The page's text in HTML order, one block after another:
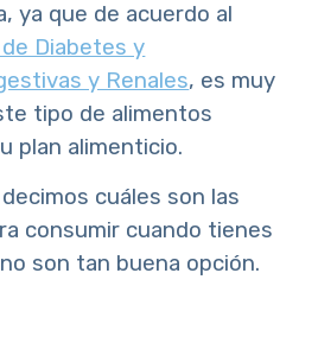
ya que de acuerdo al
Diabetes y
y Renales, es muy
tipo de alimentos
plan alimenticio.
cuáles son las
consumir cuando tienes
son tan buena opción.